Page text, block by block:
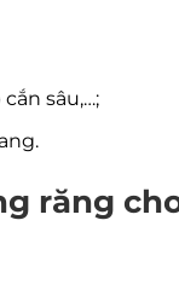
sâu,…;
răng